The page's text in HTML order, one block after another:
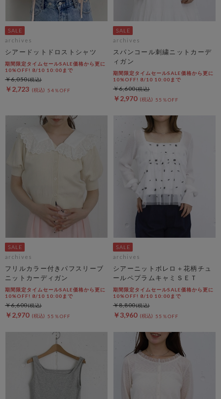
archives
シアードットドロストシャツ
期間限定タイムセールSALE価格から更に
10%OFF! 8/10 10:00まで
￥2,723 54％OFF
￥6,050
archives
スパンコール刺繍ニットカーデ
ィガン
期間限定タイムセールSALE価格から更に
10%OFF! 8/10 10:00まで
￥2,970 55％OFF
￥6,600
archives
フリルカラー付きパフスリーブ
ニットカーディガン
期間限定タイムセールSALE価格から更に
10%OFF! 8/10 10:00まで
￥2,970 55％OFF
￥6,600
archives
シアーニットボレロ＋花柄チュ
ールペプラムキャミＳＥＴ
期間限定タイムセールSALE価格から更に
10%OFF! 8/10 10:00まで
￥3,960 55％OFF
￥8,800